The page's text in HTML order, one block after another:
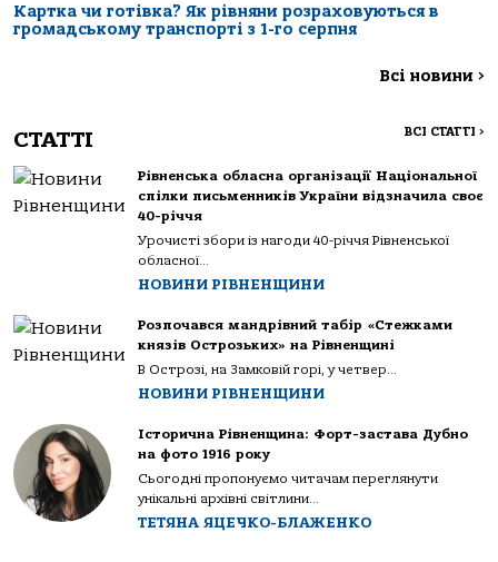
Картка чи готівка? Як рівняни розраховуються в
громадському транспорті з 1-го серпня
Всі новини >
СТАТТІ ВСІ СТАТТІ >
Рівненська обласна організації Національної
спілки письменників України відзначила своє
40-річчя
Урочисті збори із нагоди 40-річчя Рівненської
обласної...
НОВИНИ РІВНЕНЩИНИ
Розпочався мандрівний табір «Стежками
князів Острозьких» на Рівненщині
В Острозі, на Замковій горі, у четвер...
НОВИНИ РІВНЕНЩИНИ
Історична Рівненщина: Форт-застава Дубно
на фото 1916 року
Сьогодні пропонуємо читачам переглянути
унікальні архівні світлини...
ТЕТЯНА ЯЦЕЧКО-БЛАЖЕНКО